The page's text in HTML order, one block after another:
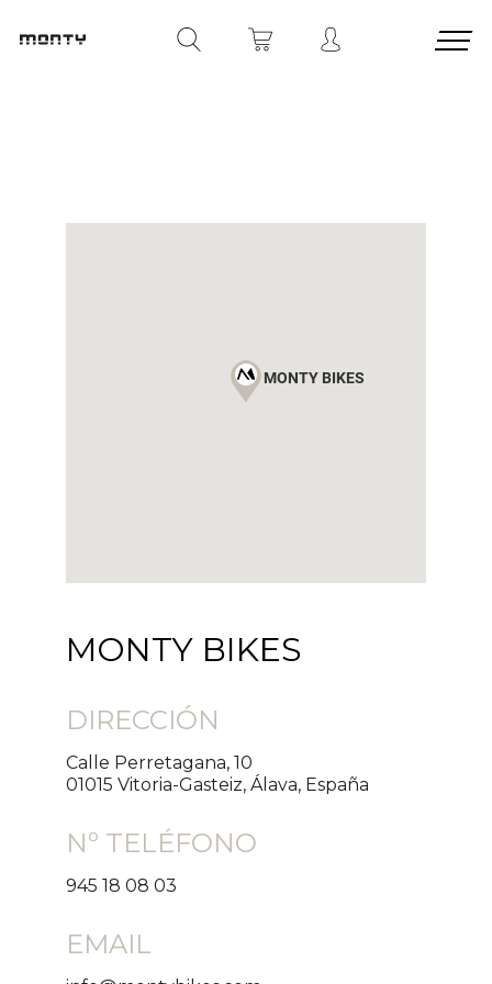
MONTY BIKES
DIRECCIÓN
Calle Perretagana, 10
01015 Vitoria-Gasteiz, Álava, España
Nº TELÉFONO
945 18 08 03
EMAIL
MONTY BIKES